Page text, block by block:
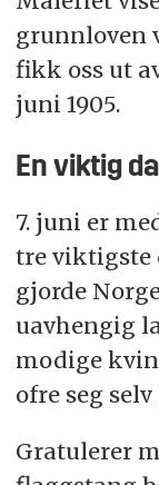
grunnloven
fikk oss ut
juni 1905.
En viktig
7. juni er
tre viktigste
gjorde
uavhengig
modige
ofre seg
Gratulerer